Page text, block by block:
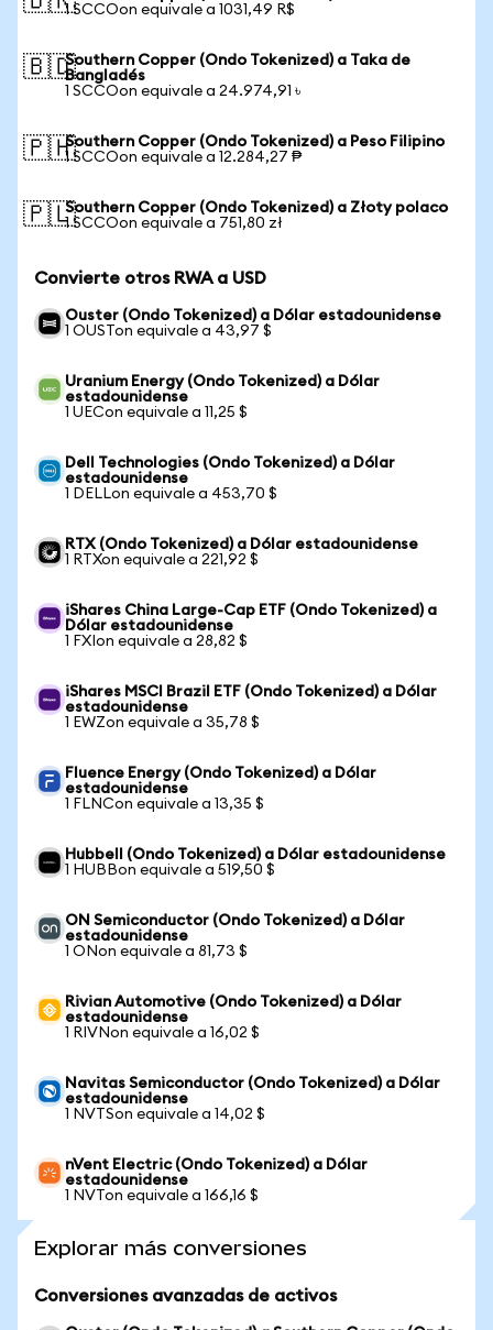
1 SCCOon equivale a 1031,49 R$
🇧🇩Southern Copper (Ondo Tokenized) a Taka de
Bangladés
1 SCCOon equivale a 24.974,91 ৳
🇵🇭Southern Copper (Ondo Tokenized) a Peso Filipino
1 SCCOon equivale a 12.284,27 ₱
🇵🇱Southern Copper (Ondo Tokenized) a Złoty polaco
1 SCCOon equivale a 751,80 zł
Convierte otros RWA a USD
Ouster (Ondo Tokenized) a Dólar estadounidense
1 OUSTon equivale a 43,97 $
Uranium Energy (Ondo Tokenized) a Dólar
estadounidense
1 UECon equivale a 11,25 $
Dell Technologies (Ondo Tokenized) a Dólar
estadounidense
1 DELLon equivale a 453,70 $
RTX (Ondo Tokenized) a Dólar estadounidense
1 RTXon equivale a 221,92 $
iShares China Large-Cap ETF (Ondo Tokenized) a
Dólar estadounidense
1 FXIon equivale a 28,82 $
iShares MSCI Brazil ETF (Ondo Tokenized) a Dólar
estadounidense
1 EWZon equivale a 35,78 $
Fluence Energy (Ondo Tokenized) a Dólar
estadounidense
1 FLNCon equivale a 13,35 $
Hubbell (Ondo Tokenized) a Dólar estadounidense
1 HUBBon equivale a 519,50 $
ON Semiconductor (Ondo Tokenized) a Dólar
estadounidense
1 ONon equivale a 81,73 $
Rivian Automotive (Ondo Tokenized) a Dólar
estadounidense
1 RIVNon equivale a 16,02 $
Navitas Semiconductor (Ondo Tokenized) a Dólar
estadounidense
1 NVTSon equivale a 14,02 $
nVent Electric (Ondo Tokenized) a Dólar
estadounidense
1 NVTon equivale a 166,16 $
Explorar más conversiones
Conversiones avanzadas de activos